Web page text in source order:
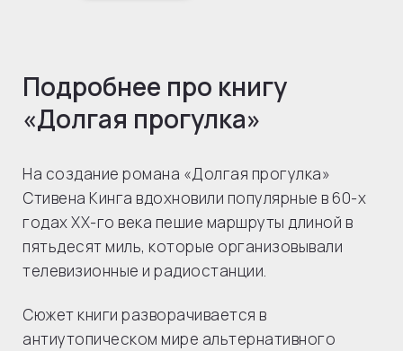
Подробнее про книгу
«Долгая прогулка»
На создание романа «Долгая прогулка»
Стивена Кинга вдохновили популярные в 60-х
годах ХХ-го века пешие маршруты длиной в
пятьдесят миль, которые организовывали
телевизионные и радиостанции.
Сюжет книги разворачивается в
антиутопическом мире альтернативного